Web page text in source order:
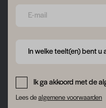
In welke teelt(en) bent u
Form field 6a754046ac3fb
Ik ga akkoord met de
Lees de algemene voorwaarden